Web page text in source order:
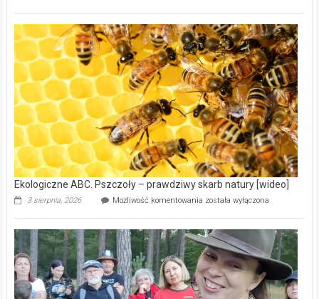
Wręczyca
Wielka
z
dofinansowaniem
ponad
15,6
mln
na
modernizację
oczyszczalni
ścieków
[wideo]
Ekologiczne ABC. Pszczoły – prawdziwy skarb natury [wideo]
3 sierpnia, 2026 Możliwość komentowania Ekologiczne
–
prawdziwy
skarb
natury
[wideo]
została wyłączona